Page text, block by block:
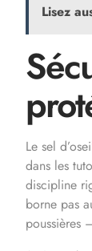
Lisez
Le sel
dans les
discipline
borne pas
poussières